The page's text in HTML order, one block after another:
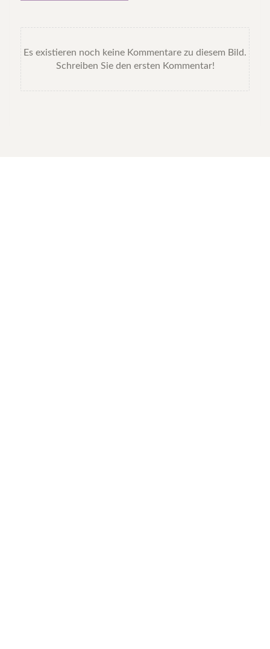
Es existieren noch keine Kommentare zu diesem Bild.
Schreiben Sie den ersten Kommentar!